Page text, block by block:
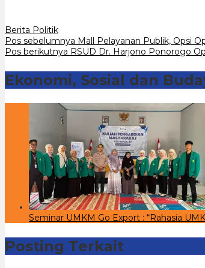
Berita Politik
Navigasi
Pos sebelumnya Mall Pelayanan Publik, Opsi
Pos berikutnya RSUD Dr. Harjono Ponorogo
Ekonomi, Sosial dan
Seminar UMKM Go Export : “Rahasia
Posting Terkait